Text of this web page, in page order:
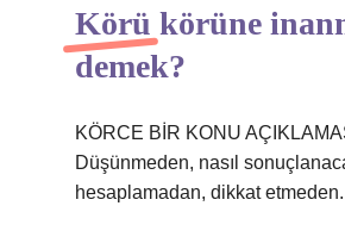
Körü körüne
demek?
KÖRCE BİR KONU
Düşünmeden, nasıl
hesaplamadan, dikkat etmeden.